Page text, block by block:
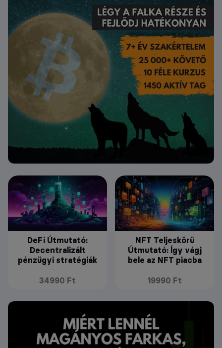
DeFi Útmutató:
Decentralizált
pénzügyi stratégiák
34990 Ft
NFT Teljeskörű
Útmutató: Így vágj
bele az NFT piacba
19990 Ft